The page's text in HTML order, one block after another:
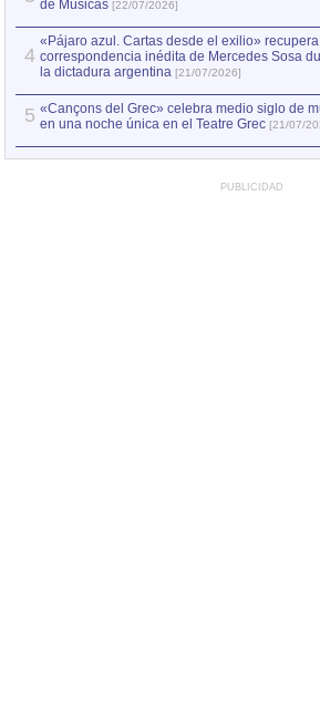
de Músicas [22/07/2026]
4
«Pájaro azul. Cartas desde el exilio»
correspondencia inédita de Mercedes Sosa
la dictadura argentina [21/07/2026]
5 «Cançons del Grec» celebra medio siglo de
en una noche única en el Teatre Grec [21/07/
PUBLICIDAD